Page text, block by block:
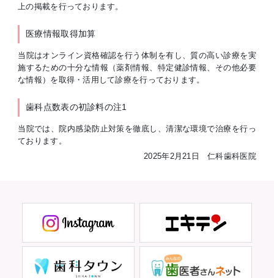
上の掲載を行っております。
医療情報取得加算
当院はオンライン資格確認を行う体制を有し、質の高い診療を実
施するための十分な情報（薬剤情報、特定健診情報、その他必要
な情報）を取得・活用して診療を行っております。
歯科点数表の初診料の注1
当院では、院内感染防止対策を徹底し、清潔な環境で治療を行っ
ております。
2025年2月21日 仁科歯科医院